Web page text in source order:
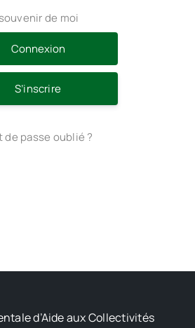
de moi
S’inscrire
de passe oublié ?
d’Aide aux Collectivités